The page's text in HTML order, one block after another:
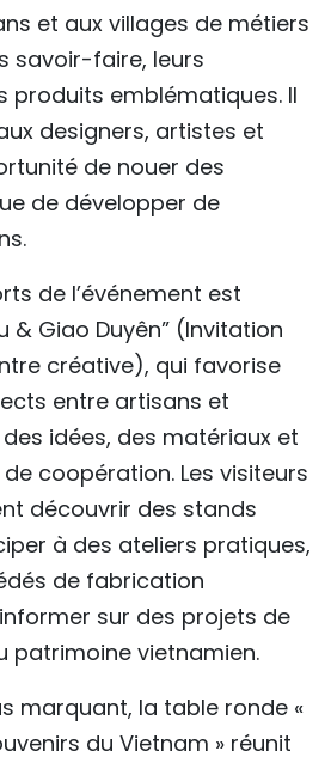
et aux villages de métiers
savoir-faire, leurs
produits emblématiques. Il
designers, artistes et
de nouer des
de développer de
de l’événement est
& Giao Duyên” (Invitation
créative), qui favorise
entre artisans et
idées, des matériaux et
coopération. Les visiteurs
découvrir des stands
à des ateliers pratiques,
de fabrication
sur des projets de
patrimoine vietnamien.
marquant, la table ronde «
du Vietnam » réunit